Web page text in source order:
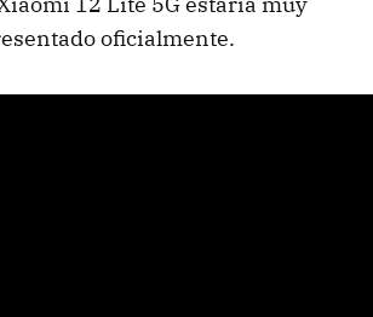
oficialmente.